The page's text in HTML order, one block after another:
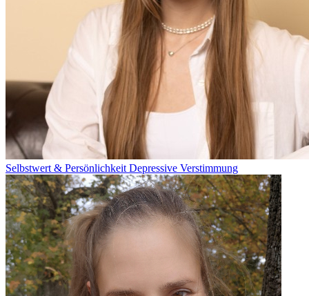
Selbstwert & Persönlichkeit Depressive Verstimmung